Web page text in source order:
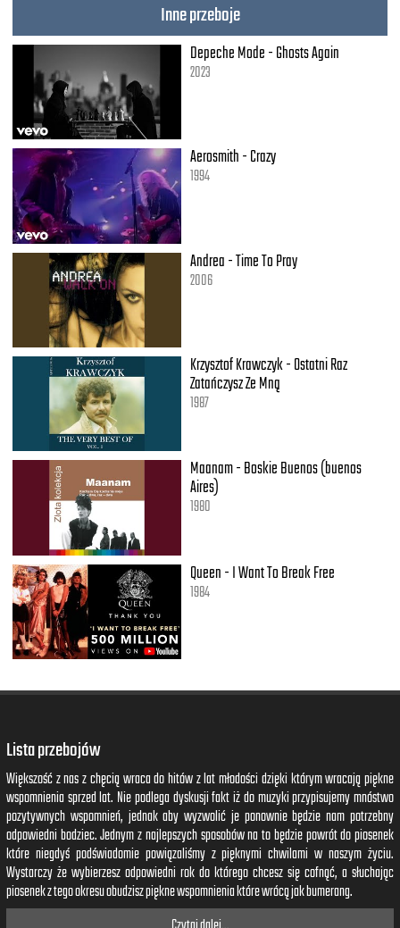
Inne przeboje
Depeche Mode - Ghosts Again
2023
Aerosmith - Crazy
1994
Andrea - Time To Pray
2006
Krzysztof Krawczyk - Ostatni Raz
Zatańczysz Ze Mną
1987
Maanam - Boskie Buenos (buenos
Aires)
1980
Queen - I Want To Break Free
1984
Lista przebojów
Większość z nas z chęcią wraca do hitów z lat młodości dzięki którym wracają piękne
wspomnienia sprzed lat. Nie podlega dyskusji fakt iż do muzyki przypisujemy mnóstwo
pozytywnych wspomnień, jednak aby wyzwolić je ponownie będzie nam potrzebny
odpowiedni bodziec. Jednym z najlepszych sposobów na to będzie powrót do piosenek
które niegdyś podświadomie powiązaliśmy z pięknymi chwilami w naszym życiu.
Wystarczy że wybierzesz odpowiedni rok do którego chcesz się cofnąć, a słuchając
piosenek z tego okresu obudzisz piękne wspomnienia które wrócą jak bumerang.